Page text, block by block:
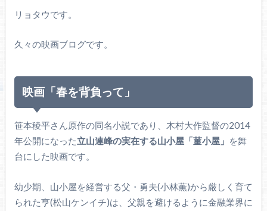
リョタウです。
久々の映画ブログです。
映画「春を背負って」
笹本稜平さん原作の同名小説であり、木村大作監督の2014
年公開になった立山連峰の実在する山小屋「菫小屋」 を舞
台にした映画です。
幼少期、山小屋を経営する父・勇夫(小林薫)から厳しく育て
られた亨(松山ケンイチ)は、父親を避けるように金融業界に